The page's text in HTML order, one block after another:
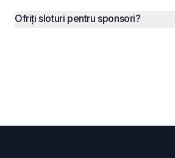
Ofriți sloturi pentru sponsori?